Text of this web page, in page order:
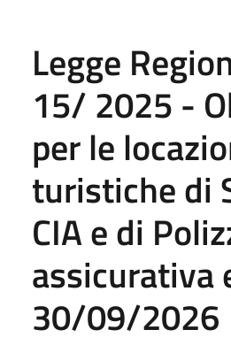
Legge
15/ 2025 -
per le
turistiche di
CIA e di
assicurativa
30/09/2026